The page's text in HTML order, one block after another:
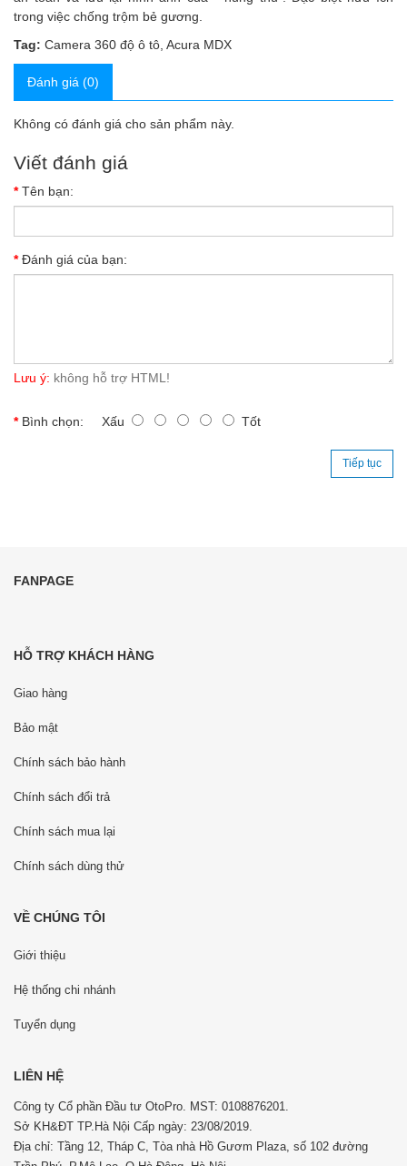
trong việc chống trộm bẻ gương.
Tag: Camera 360 độ ô tô Acura MDX
Đánh giá (0)
Không có đánh giá cho sản phẩm này.
Viết đánh giá
Tên bạn:
Đánh giá của bạn:
Lưu ý: không hỗ trợ HTML!
Bình chọn: Xấu Tốt
Tiếp tục
FANPAGE
HỖ TRỢ KHÁCH HÀNG
Giao hàng
Bảo mật
Chính sách bảo hành
Chính sách đổi trả
Chính sách mua lại
Chính sách dùng thử
VỀ CHÚNG TÔI
Giới thiệu
Hệ thống chi nhánh
Tuyển dụng
LIÊN HỆ
Công ty Cổ phần Đầu tư OtoPro. MST: 0108876201.
Sở KH&ĐT TP.Hà Nội Cấp ngày: 23/08/2019.
Địa chỉ: Tầng 12, Tháp C, Tòa nhà Hồ Gươm Plaza, số 102 đường